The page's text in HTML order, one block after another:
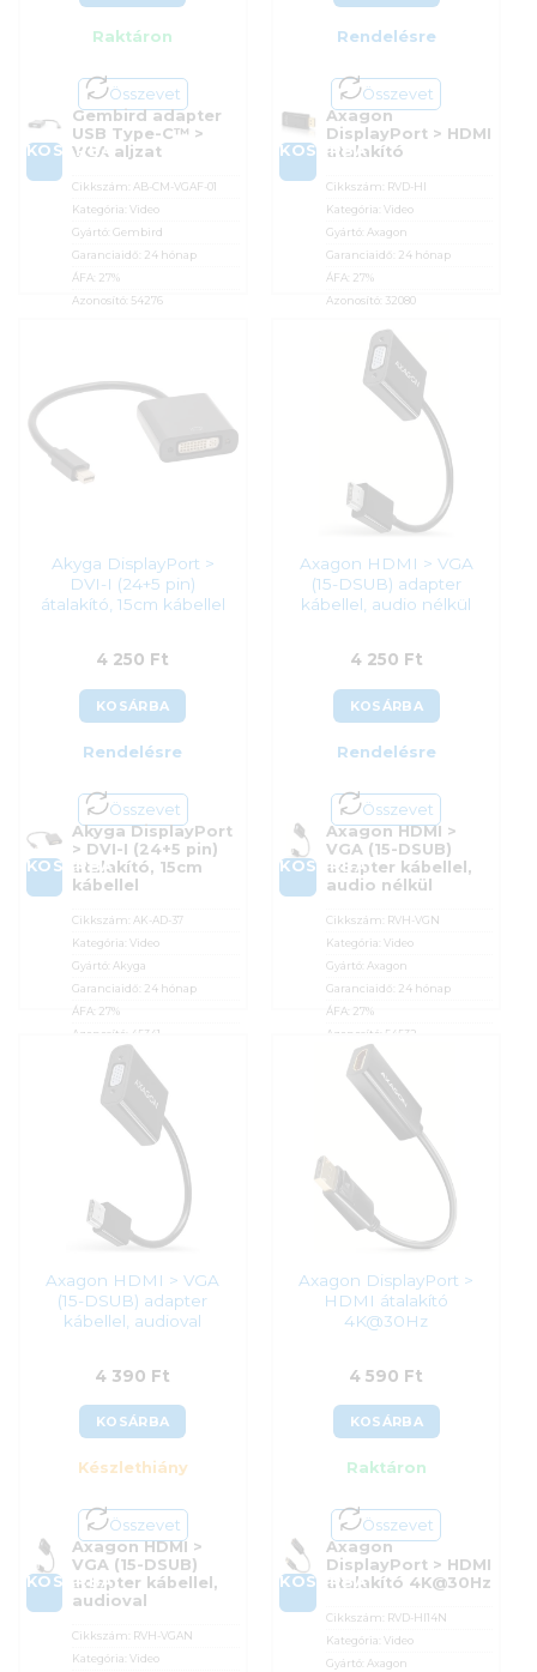
Raktáron
Összevet
KOSÁRBA
Gembird adapter
USB Type-C™ >
VGA aljzat
Cikkszám: AB-CM-VGAF-01
Kategória:Video
Gyártó:Gembird
Garanciaidő: 24 hónap
ÁFA: 27%
Azonosító: 54276
Rendelésre
Összevet
KOSÁRBA
Axagon
DisplayPort > HDMI
átalakító
Cikkszám: RVD-HI
Kategória: Video
Gyártó: Axagon
Garanciaidő: 24 hónap
ÁFA: 27%
Azonosító: 32080
Ft
Akyga DisplayPort >
DVI-I (24+5 pin)
átalakító, 15cm kábellel
4 250 Ft
KOSÁRBA
Rendelésre
Összevet
KOSÁRBA
Akyga DisplayPort
> DVI-I (24+5 pin)
átalakító, 15cm
kábellel
Cikkszám: AK-AD-37
Kategória:Video
Gyártó: Akyga
Garanciaidő: 24 hónap
ÁFA: 27%
Azonosító:
45341
4 250Ft
Axagon HDMI > VGA
(15-DSUB) adapter
kábellel, audio nélkül
4 250 Ft
KOSÁRBA
Rendelésre
Összevet
KOSÁRBA
Axagon HDMI >
VGA (15-DSUB)
adapter kábellel,
audio nélkül
Cikkszám: RVH-VGN
Kategória: Video
Gyártó: Axagon
Garanciaidő: 24 hónap
ÁFA: 27%
Azonosító: 54532
4 250 Ft
Axagon HDMI > VGA
(15-DSUB) adapter
kábellel, audioval
4 390 Ft
KOSÁRBA
Készlethiány
Összevet
KOSÁRBA
Axagon HDMI >
VGA (15-DSUB)
adapter kábellel,
audioval
Cikkszám:
RVH-VGAN
Kategória:Video
Axagon DisplayPort >
HDMI átalakító
4K@30Hz
4 590 Ft
KOSÁRBA
Raktáron
Összevet
KOSÁRBA
Axagon
DisplayPort > HDMI
átalakító 4K@30Hz
Cikkszám:
RVD-HI14N
Kategória: Video
Gyártó: Axagon